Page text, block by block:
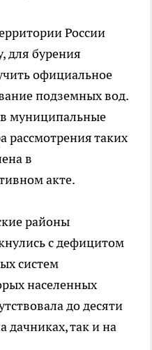
России
для бурения
официальное
подземных вод.
в муниципальные
рассмотрения таких
в
акте.
районы
с дефицитом
систем
населенных
до десяти
дачниках, так и на